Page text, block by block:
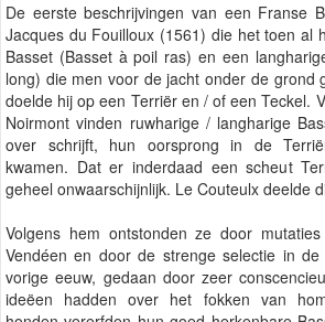
De eerste beschrijvingen van een Franse
Jacques du Fouilloux (1561) die het toen al
Basset (Basset à poil ras) en een
long) die men voor de jacht onder de grond
doelde hij op een Terriër en / of een Teckel.
Noirmont vinden ruwharige / langharige
over schrijft, hun oorsprong in de
kwamen. Dat er inderdaad een scheut
geheel onwaarschijnlijk. Le Couteulx deelde
Volgens hem ontstonden ze door
Vendéen en door de strenge selectie in
vorige eeuw, gedaan door zeer
ideëen hadden over het fokken van